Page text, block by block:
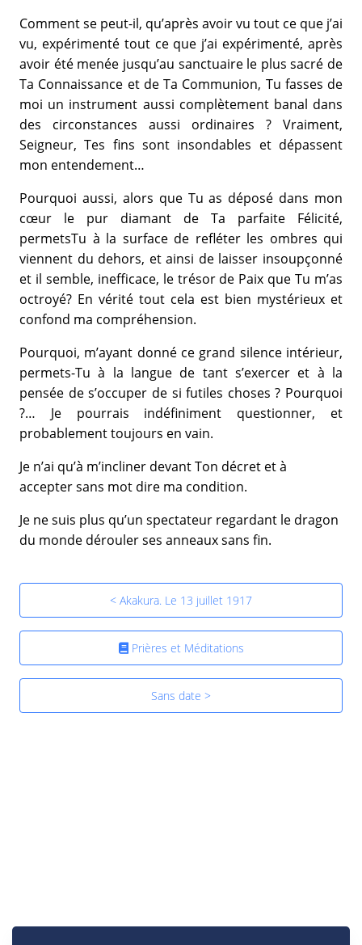
Comment se peut-il, qu’après avoir vu tout ce que j’ai
vu, expérimenté tout ce que j’ai expérimenté, après
avoir été menée jusqu’au sanctuaire le plus sacré de
Ta Connaissance et de Ta Communion, Tu fasses de
moi un instrument aussi complètement banal dans
des circonstances aussi ordinaires ? Vraiment,
Seigneur, Tes fins sont insondables et dépassent
mon entendement…
Pourquoi aussi, alors que Tu as déposé dans mon
cœur le pur diamant de Ta parfaite Félicité,
permetsTu à la surface de refléter les ombres qui
viennent du dehors, et ainsi de laisser insoupçonné
et il semble, inefficace, le trésor de Paix que Tu m’as
octroyé? En vérité tout cela est bien mystérieux et
confond ma compréhension.
Pourquoi, m’ayant donné ce grand silence intérieur,
permets-Tu à la langue de tant s’exercer et à la
pensée de s’occuper de si futiles choses ? Pourquoi
?… Je pourrais indéfiniment questionner, et
probablement toujours en vain.
Je n’ai qu’à m’incliner devant Ton décret et à
accepter sans mot dire ma condition.
Je ne suis plus qu’un spectateur regardant le dragon
du monde dérouler ses anneaux sans fin.
< Akakura. Le 13 juillet 1917
Prières et Méditations
Sans date >